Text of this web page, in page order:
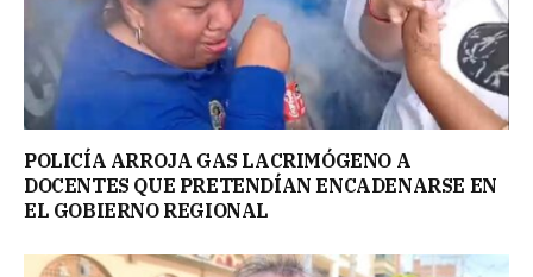
POLICÍA ARROJA GAS LACRIMÓGENO A
DOCENTES QUE PRETENDÍAN ENCADENARSE EN
EL GOBIERNO REGIONAL